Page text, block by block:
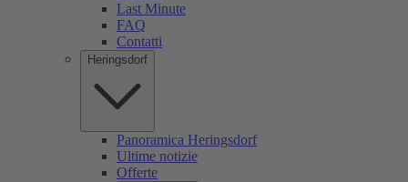
Last Minute
FAQ
Contatti
Heringsdorf
Panoramica Heringsdorf
Ultime notizie
Offerte